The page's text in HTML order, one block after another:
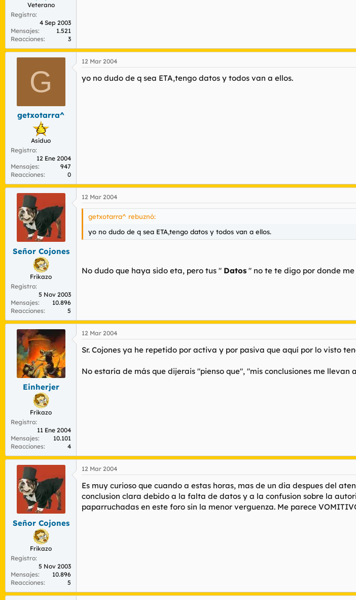
Veterano
Registro
4 Sep 2003
Mensajes
1.521
Reacciones
3
G
getxotarra^
Asiduo
Registro
12 Ene 2004
Mensajes
947
Reacciones
0
12 Mar 2004
yo no dudo de q sea ETA,tengo datos y todos van a ellos.
Señor Cojones
Frikazo
Registro
5 Nov 2003
Mensajes
10.896
Reacciones
5
12 Mar 2004
getxotarra^ rebuznó:
yo no dudo de q sea ETA,tengo datos y todos van a ellos.
No dudo que haya sido eta, pero tus " Datos " no te te digo por donde
Einherjer
Frikazo
Registro
11 Ene 2004
Mensajes
10.101
Reacciones
4
12 Mar 2004
Sr. Cojones ya he repetido por activa y por pasiva que aquí por lo visto
No estaría de más que dijerais "pienso que", "mis conclusiones me llevan
Señor Cojones
Frikazo
Registro
5 Nov 2003
Mensajes
10.896
Reacciones
5
12 Mar 2004
Es muy curioso que cuando a estas horas, mas de un dia despues del
conclusion clara debido a la falta de datos y a la confusion sobre la
paparruchadas en este foro sin la menor verguenza. Me parece